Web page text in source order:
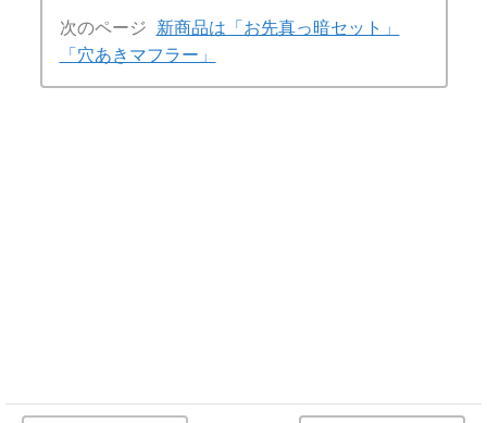
次のページ
新商品は「お先真っ暗セット」
「穴あきマフラー」